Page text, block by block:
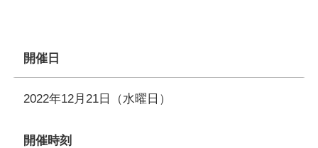
開催日
2022年12月21日（水曜日）
開催時刻